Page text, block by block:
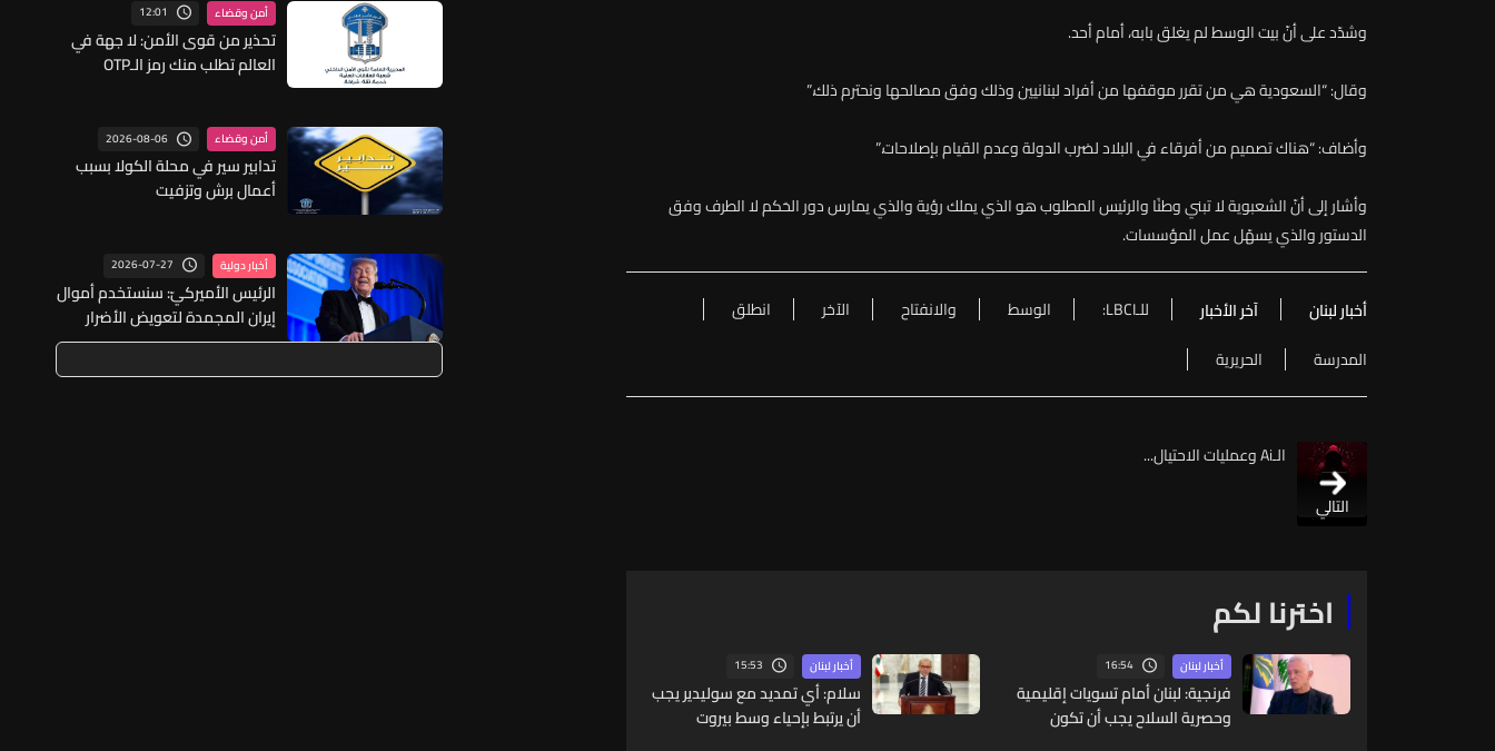
وشدّد على أنّ بيت الوسط لم يغلق بابه، أمام أحد.
وقال: “السعودية هي من تقرر موقفها من أفراد لبنانيين وذلك وفق مصالحها ونحترم ذلك.”
وأضاف: “هناك تصميم من أفرقاء في البلاد لضرب الدولة وعدم القيام بإصلاحات.”
وأشارإلىأنّالشعبويةلاتبنيوطنًاوالرئيسالمطلوبهوالذييملكرؤيةوالذييمارسدورالحَكملاالطرفوفق
الدستوروالذييسهّلعملالمؤسسات.
أخبار لبنان آخر الأخبار للـLBCI: الوسط والانفتاح الآخر
انطلق
المدرسة
الحريرية
التالي
الـAi وعمليات الاحتيال...
اخترنا لكم
أخبار لبنان 16:54
فرنجية: لبنان أمام تسويات إقليمية
وحصرية السلاح يجب أن تكون
أخبار لبنان 15:53
سلام: أي تمديد مع سوليدير يجب
أن يرتبط بإحياء وسط بيروت
أمن وقضاء 12:01
تحذير من قوى الأمن: لا جهة في
العالم تطلب منك رمز الـOTP
أمن وقضاء 2026-08-06
تدابير سير في محلة الكولا بسبب
أعمال برش وتزفيت
أخبار دولية 2026-07-27
الرئيس الأميركيّ: سنستخدم أموال
إيران المجمدة لتعويض الأضرار